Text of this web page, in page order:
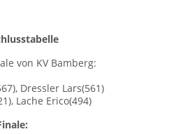
von KV Bamberg:
Dressler Lars(561)
Lache Erico(494)